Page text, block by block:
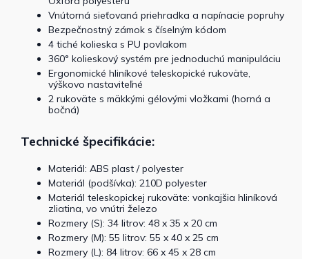
Vnútorná sieťovaná priehradka a napínacie popruhy
Bezpečnostný zámok s číselným kódom
4 tiché kolieska s PU povlakom
360° kolieskový systém pre jednoduchú manipuláciu
Ergonomické hliníkové teleskopické rukoväte,
výškovo nastaviteľné
2 rukoväte s mäkkými gélovými vložkami (horná a
bočná)
Technické špecifikácie:
Materiál: ABS plast / polyester
Materiál (podšívka): 210D polyester
Materiál teleskopickej rukoväte: vonkajšia hliníková
zliatina, vo vnútri železo
Rozmery (S): 34 litrov: 48 x 35 x 20 cm
Rozmery (M): 55 litrov: 55 x 40 x 25 cm
Rozmery (L): 84 litrov: 66 x 45 x 28 cm